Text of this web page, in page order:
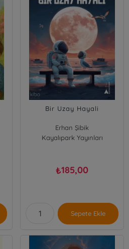
Bir Uzay Hayali
Erhan Şibik
Kayalıpark Yayınları
₺185,00
Sepete Ekle